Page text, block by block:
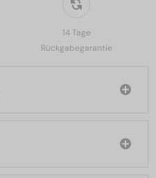
14 Tage
Rückgabegarantie